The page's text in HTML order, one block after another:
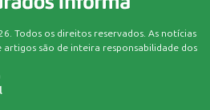
Todos os direitos reservados. As notícias
artigos são de inteira responsabilidade dos